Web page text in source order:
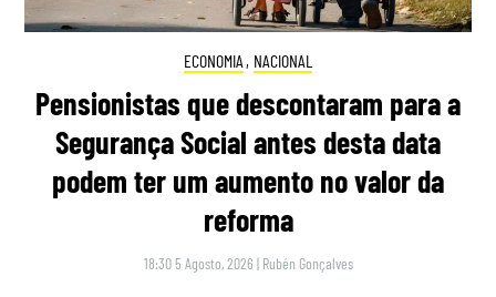
ECONOMIA , NACIONAL
Pensionistas que descontaram para a
Segurança Social antes desta data
podem ter um aumento no valor da
reforma
18:30 5 Agosto, 2026 | Rubén Gonçalves